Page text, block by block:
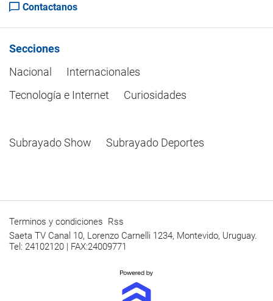
Contactanos
Secciones
Nacional
Internacionales
Tecnología e Internet
Curiosidades
Subrayado Show Subrayado Deportes
Terminos y condiciones Rss
Saeta TV Canal 10, Lorenzo Carnelli 1234, Montevido, Uruguay.
Tel: 24102120 | FAX:24009771